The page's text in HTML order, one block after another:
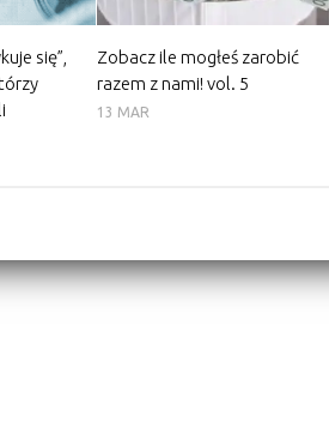
się”,
Zobacz ile mogłeś zarobić
razem z nami! vol. 5
13 MAR